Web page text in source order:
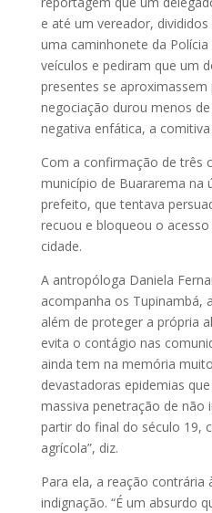
e até um vereador,
uma caminhonete da
veículos e pediram que um
presentes se aproximassem
negociação durou menos
negativa enfática, a
Com a confirmação de três
município de Buararema na
prefeito, que tentava
recuou e bloqueou o
cidade.
A antropóloga Daniela
acompanha os Tupinambá,
além de proteger a própria
evita o contágio nas
ainda tem na memória
devastadoras epidemias
massiva penetração de não
partir do final do século 19,
agrícola”, diz.
Para ela, a reação contrária
indignação. “É um absurdo